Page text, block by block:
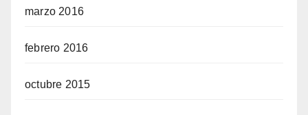
marzo 2016
febrero 2016
octubre 2015